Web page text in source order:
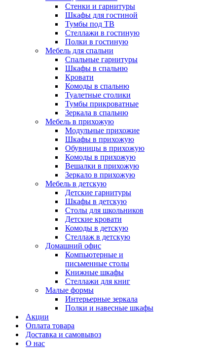
Стенки и гарнитуры
Шкафы для гостиной
Тумбы под ТВ
Стеллажи в гостиную
Полки в гостиную
Мебель для спальни
Спальные гарнитуры
Шкафы в спальню
Кровати
Комоды в спальню
Туалетные столики
Тумбы прикроватные
Зеркала в спальню
Мебель в прихожую
Модульные прихожие
Шкафы в прихожую
Обувницы в прихожую
Комоды в прихожую
Вешалки в прихожую
Зеркало в прихожую
Мебель в детскую
Детские гарнитуры
Шкафы в детскую
Столы для школьников
Детские кровати
Комоды в детскую
Стеллаж в детскую
Домашний офис
Компьютерные и
письменные столы
Книжные шкафы
Стеллажи для книг
Малые формы
Интерьерные зеркала
Полки и навесные шкафы
Акции
Оплата товара
Доставка и самовывоз
О нас